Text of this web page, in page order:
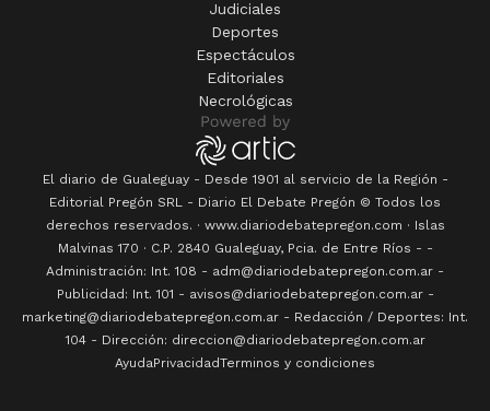
Judiciales
Deportes
Espectáculos
Editoriales
Necrológicas
El diario de Gualeguay - Desde 1901 al servicio de la Región -
Editorial Pregón SRL
- Diario El Debate Pregón © Todos los
derechos reservados. · www.diariodebatepregon.com · Islas
Malvinas 170 · C.P. 2840 Gualeguay, Pcia. de Entre Ríos - -
Administración: Int. 108 - adm@diariodebatepregon.com.ar -
Publicidad: Int. 101 - avisos@diariodebatepregon.com.ar -
marketing@diariodebatepregon.com.ar - Redacción / Deportes: Int.
104 - Dirección: direccion@diariodebatepregon.com.ar
AyudaPrivacidadTerminos y condiciones